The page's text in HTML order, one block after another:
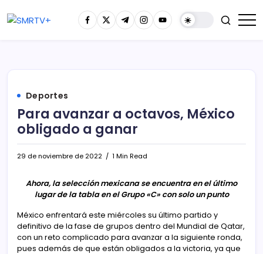
Deportes
Para avanzar a octavos, México
obligado a ganar
29 de noviembre de 2022 1 Min Read
Ahora, la selección mexicana se encuentra en el último
lugar de la tabla en el Grupo «C» con solo un punto
México enfrentará este miércoles su último partido y
definitivo de la fase de grupos dentro del Mundial de Qatar,
con un reto complicado para avanzar a la siguiente ronda,
pues además de que están obligados a la victoria, ya que